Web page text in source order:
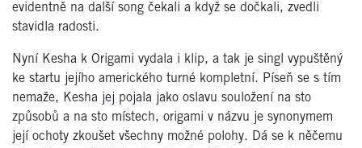
evidentně na další song čekali a když se dočkali, zvedli
stavidla radosti.
Nyní Kesha k Origami vydala i klip, a tak je singl vypuštěný
ke startu jejího amerického turné kompletní. Píseň se s tím
nemaže, Kesha jej pojala jako oslavu souložení na sto
způsobů a na sto místech, origami v názvu je synonymem
její ochoty zkoušet všechny možné polohy. Dá se k něčemu